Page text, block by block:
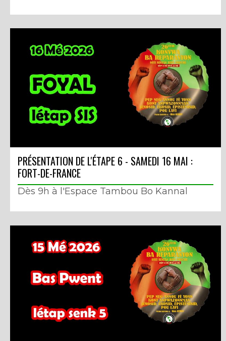
PRÉSENTATION DE L'ÉTAPE 6 - SAMEDI 16 MAI :
FORT-DE-FRANCE
Dès 9h à l'Espace Tambou Bo Kannal